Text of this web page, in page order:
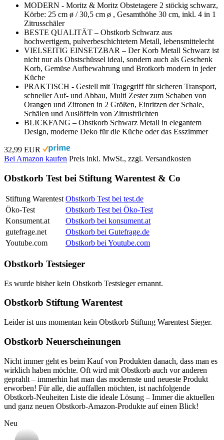
MODERN - Moritz & Moritz Obstetagere 2 stöckig schwarz,
Körbe: 25 cm ø / 30,5 cm ø , Gesamthöhe 30 cm, inkl. 4 in 1
Zitrusschäler
BESTE QUALITÄT – Obstkorb Schwarz aus
hochwertigem, pulverbeschichtetem Metall, lebensmittelecht
VIELSEITIG EINSETZBAR – Der Korb Metall Schwarz ist
nicht nur als Obstschüssel ideal, sondern auch als Geschenk
Korb, Gemüse Aufbewahrung und Brotkorb modern in jeder
Küche
PRAKTISCH - Gestell mit Tragegriff für sicheren Transport,
schneller Auf- und Abbau, Multi Zester zum Schaben von
Orangen und Zitronen in 2 Größen, Einritzen der Schale,
Schälen und Auslöffeln von Zitrusfrüchten
BLICKFANG – Obstkorb Schwarz Metall in elegantem
Design, moderne Deko für die Küche oder das Esszimmer
32,99 EUR
Bei Amazon kaufen Preis inkl. MwSt., zzgl. Versandkosten
Obstkorb Test bei Stiftung Warentest & Co
Stiftung Warentest Obstkorb Test bei test.de
Öko-Test
Obstkorb Test bei Öko-Test
Konsument.at
Obstkorb bei konsument.at
gutefrage.net
Obstkorb bei Gutefrage.de
Youtube.com
Obstkorb bei Youtube.com
Obstkorb Testsieger
Es wurde bisher kein Obstkorb Testsieger ernannt.
Obstkorb Stiftung Warentest
Leider ist uns momentan kein Obstkorb Stiftung Warentest Sieger.
Obstkorb Neuerscheinungen
Nicht immer geht es beim Kauf von Produkten danach, dass man es
wirklich haben möchte. Oft wird mit Obstkorb auch vor anderen
geprahlt – immerhin hat man das modernste und neueste Produkt
erworben! Für alle, die auffallen möchten, ist nachfolgende
Obstkorb-Neuheiten Liste die ideale Lösung – Immer die aktuellen
und ganz neuen Obstkorb-Amazon-Produkte auf einen Blick!
Neu